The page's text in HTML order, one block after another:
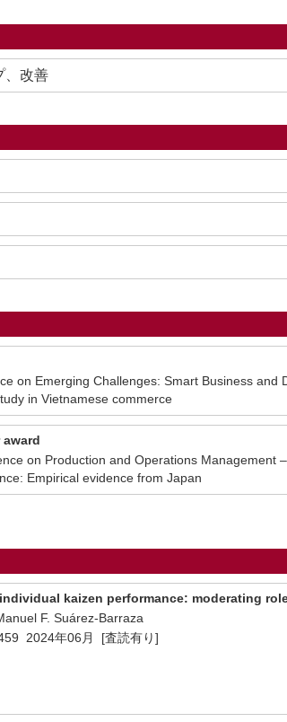
、改善
on Emerging Challenges: Smart Business
in Vietnamese commerce
on Production and Operations Management
Empirical evidence from Japan
kaizen performance: moderating
F. Suárez-Barraza
2024年06月 [査読有り]